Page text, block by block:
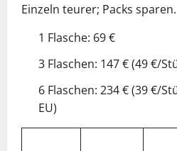
Einzeln teurer; Packs sparen.
1 Flasche: 69 €
3 Flaschen: 147 € (49 €/
6 Flaschen: 234 € (39 €/
EU)